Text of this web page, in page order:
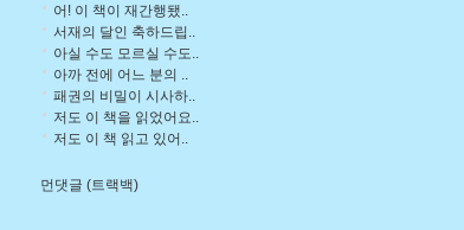
어! 이 책이 재간행됐..
서재의 달인 축하드립..
아실 수도 모르실 수도..
아까 전에 어느 분의 ..
패권의 비밀이 시사하..
저도 이 책을 읽었어요..
저도 이 책 읽고 있어..
먼댓글 (트랙백)